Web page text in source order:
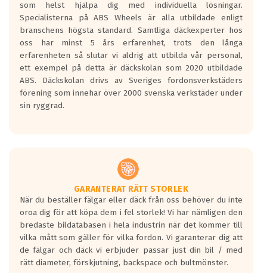
den kortaste bromssträckan och F är den
längsta.
Inga D eller G betyg delas ut för
personbilar och lätta lastbilar.
Betyget sätts efter ett test där däcken
skall bromsa in på en väg där det ligger
0.5-1.5 mm vatten.
I 80km/h kommer skillnaden på
Vid körning i över 50km/h brukar
rullmotståndets ljud överträffa
motorljudet.
På däckmärkningen kommer det finnas
en symbol av ett däck med vågar. Hög
bullernivå markeras med svarta vågor
medans de vita vågorna påvisar om det är
ett tyst däck.
som helst hjälpa dig med individuella lösningar.
Specialisterna på ABS Wheels är alla utbildade enligt
branschens högsta standard. Samtliga däckexperter hos
oss har minst 5 års erfarenhet, trots den långa
erfarenheten så slutar vi aldrig att utbilda vår personal,
ett exempel på detta är däckskolan som 2020 utbildade
ABS. Däckskolan drivs av Sveriges fordonsverkstäders
förening som innehar över 2000 svenska verkstäder under
sin ryggrad.
GARANTERAT RÄTT STORLEK
När du beställer fälgar eller däck från oss behöver du inte
oroa dig för att köpa dem i fel storlek! Vi har nämligen den
bredaste bildatabasen i hela industrin när det kommer till
vilka mått som gäller för vilka fordon. Vi garanterar dig att
de fälgar och däck vi erbjuder passar just din bil / med
rätt diameter, förskjutning, backspace och bultmönster.